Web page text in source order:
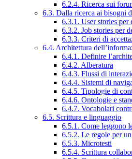
6.2.4. Ricerca sui
6.3. Dalla ricerca ai bisogni
6.3.1. User stories
6.3.2. Job stories per
6.3.3. Criteri di
6.4. Architettura
6.4.1. Definire
6.4.2. Alberatura
6.4.3. Flussi di
6.4.4. Sistemi di
6.4.5. Tipologie di
6.4.6. Ontologie e
6.4.7. Vocabolari
6.5. Scrittura e linguaggio
6.5.1. Come leggono
6.5.2. Le regole per
6.5.3. Microtesti
6.5.4. Scrittura